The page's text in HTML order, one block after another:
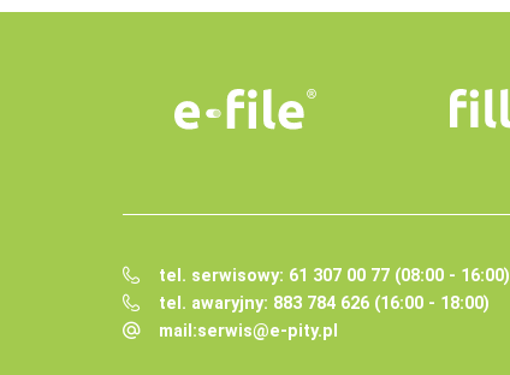
tel. serwisowy: 61 307 00 77 (08:00 - 16:00)
tel. awaryjny: 883 784 626 (16:00 - 18:00)
mail:serwis@e-pity.pl